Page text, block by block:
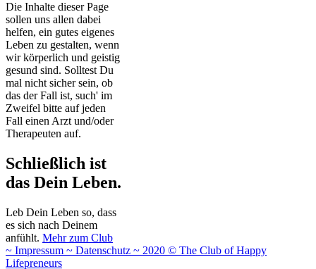
Die Inhalte dieser Page
sollen uns allen dabei
helfen, ein gutes eigenes
Leben zu gestalten, wenn
wir körperlich und geistig
gesund sind. Solltest Du
mal nicht sicher sein, ob
das der Fall ist, such' im
Zweifel bitte auf jeden
Fall einen Arzt und/oder
Therapeuten auf.
Schließlich ist
das Dein Leben.
Leb Dein Leben so, dass
es sich nach Deinem
anfühlt. Mehr zum Club
~ Impressum ~ Datenschutz ~ 2020 © The Club of Happy
Lifepreneurs